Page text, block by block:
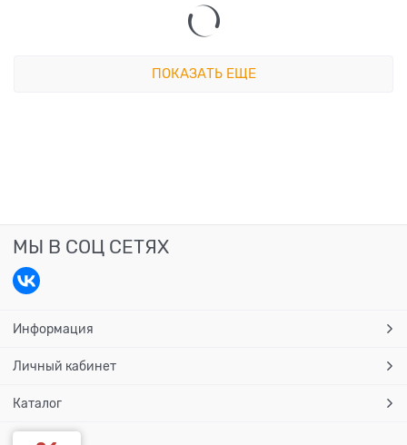
ПОКАЗАТЬ ЕЩЕ
МЫ В СОЦ СЕТЯХ
Информация
Личный кабинет
Каталог